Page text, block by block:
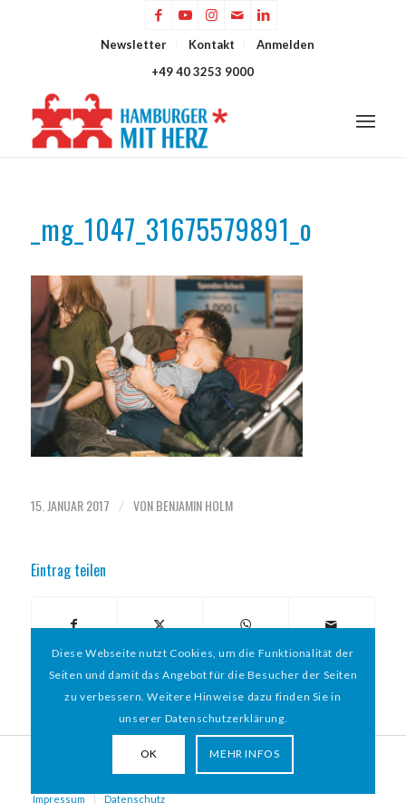
Newsletter Kontakt
Anmelden
+49 40 3253 9000
_mg_1047_31675579891_o
15. JANUAR 2017 / VONBENJAMIN HOLM
Eintrag teilen
MIT HERZ e.V. | WEBDESIGN BY WEBIGAMI
Impressum Datenschutz
Diese Webseite nutzt Cookies, um die Funktionalität der
Seiten und damit das Angebot für die Besucher der Seiten
zu verbessern. Weitere Hinweise dazu finden Sie in
unserer Datenschutzerklärung.
OK MEHR INFOS